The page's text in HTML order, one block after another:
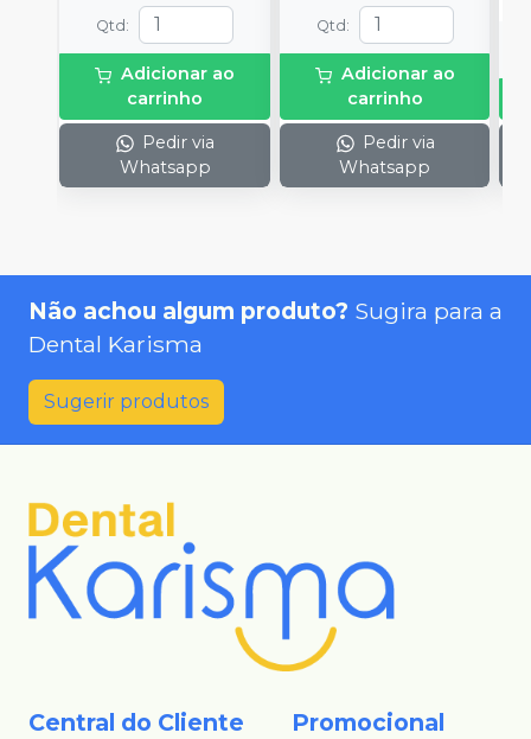
Qtd :
Adicionar ao
carrinho
Pedir via
Whatsapp
Qtd :
Adicionar ao
carrinho
Pedir via
Whatsapp
Não achou algum produto? Sugira para a
Dental Karisma
Sugerir produtos
Central do Cliente Promocional